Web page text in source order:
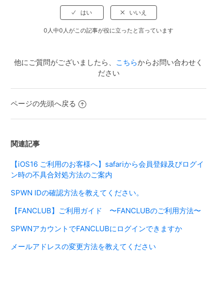
0人中0人がこの記事が役に立ったと言っています
他にご質問がございましたら、 こちらからお問い合わせく
ださい
ページの先頭へ戻る
関連記事
【iOS16 ご利用のお客様へ】safariから会員登録及びログイ
ン時の不具合対処方法のご案内
SPWN IDの確認方法を教えてください。
【FANCLUB】ご利用ガイド 〜FANCLUBのご利用方法〜
SPWNアカウントでFANCLUBにログインできますか
メールアドレスの変更方法を教えてください